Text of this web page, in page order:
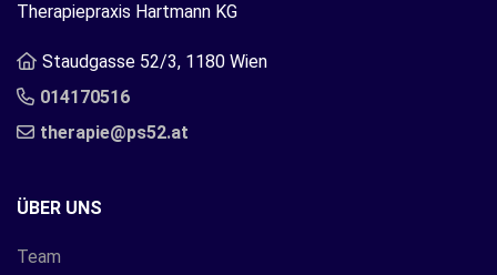
Therapiepraxis Hartmann KG
Staudgasse 52/3, 1180 Wien
014170516
therapie@ps52.at
ÜBER UNS
Team